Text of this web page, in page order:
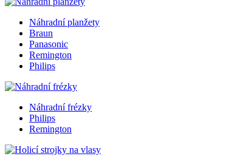
Náhradní planžety
Braun
Panasonic
Remington
Philips
Náhradní frézky
Philips
Remington